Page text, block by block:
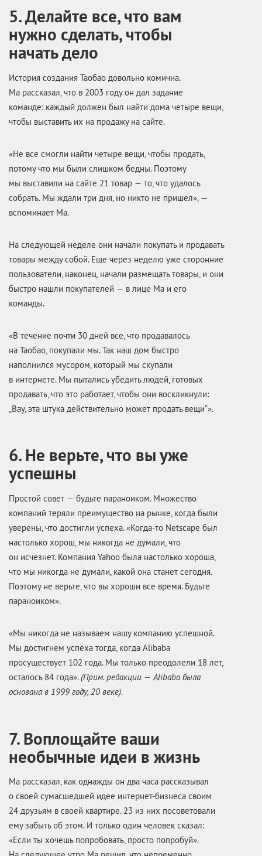
5. Делайте все, что вам
нужно сделать, чтобы
начать дело
История создания Таобао довольно комична.
Ма рассказал, что в 2003 году он дал задание
команде: каждый должен был найти дома четыре вещи,
чтобы выставить их на продажу на сайте.
«Не все смогли найти четыре вещи, чтобы продать,
потому что мы были слишком бедны. Поэтому
мы выставили на сайте 21 товар — то, что удалось
собрать. Мы ждали три дня, но никто не пришел», —
вспоминает Ма.
На следующей неделе они начали покупать и продавать
товары между собой. Еще через неделю уже сторонние
пользователи, наконец, начали размещать товары, и они
быстро нашли покупателей — в лице Ма и его
команды.
«В течение почти 30 дней все, что продавалось
на Таобао, покупали мы. Так наш дом быстро
наполнился мусором, который мы скупали
в интернете. Мы пытались убедить людей, готовых
продавать, что это работает, чтобы они воскликнули:
„Вау, эта штука действительно может продать вещи“».
6. Не верьте, что вы уже
успешны
Простой совет — будьте параноиком. Множество
компаний теряли преимущество на рынке, когда были
уверены, что достигли успеха. «Когда-то Netscape был
настолько хорош, мы никогда не думали, что
он исчезнет. Компания Yahoo была настолько хороша,
что мы никогда не думали, какой она станет сегодня.
Поэтому не верьте, что вы хороши все время. Будьте
параноиком».
«Мы никогда не называем нашу компанию успешной.
Мы достигнем успеха тогда, когда Alibaba
просуществует 102 года. Мы только преодолели 18 лет,
осталось 84 года».(Прим. редакции — Alibaba была
основана в 1999 году, 20 веке).
7. Воплощайте ваши
необычные идеи в жизнь
Ма рассказал, как однажды он два часа рассказывал
о своей сумасшедшей идее интернет-бизнеса своим
24 друзьям в своей квартире. 23 из них посоветовали
ему забыть об этом. И только один человек сказал:
«Если ты хочешь попробовать, просто попробуй».